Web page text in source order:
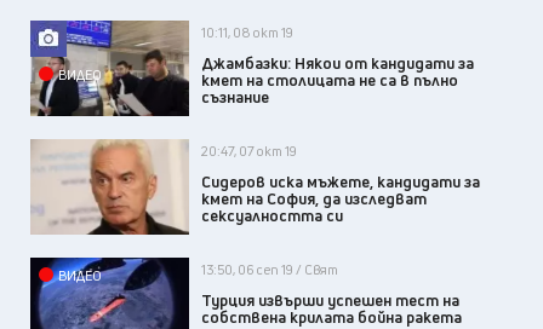
ВИДЕО
10:11, 08 окт 19
Джамбазки: Някои от кандидати за
кмет на столицата не са в пълно
съзнание
20:47, 07 окт 19
Сидеров иска мъжете, кандидати за
кмет на София, да изследват
сексуалността си
ВИДЕО 13:50, 06 сеп 19 / Свят
Турция извърши успешен тест на
собствена крилата бойна ракета